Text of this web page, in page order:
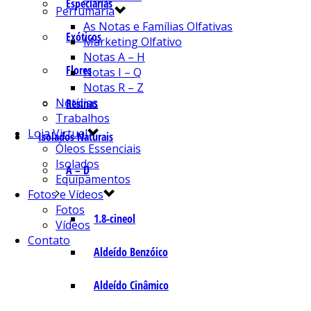
Especiarias
Exóticos
Flores
Resinas
Isolados Naturais
A – D
1.8-cineol
Aldeído Benzóico
Aldeído Cinâmico
Perfumaria
As Notas e Famílias Olfativas
Marketing Olfativo
Notas A – H
Notas I – Q
Notas R – Z
Notícias
Trabalhos
Loja Virtual
Óleos Essenciais
Isolados
Equipamentos
Fotos e Vídeos
Fotos
Vídeos
Contato